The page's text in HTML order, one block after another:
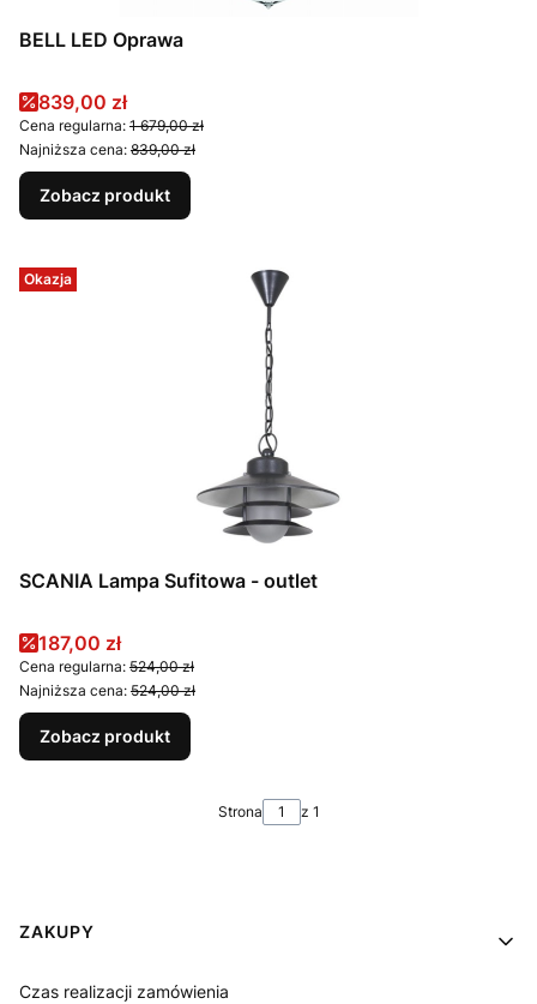
BELL LED Oprawa
Cena promocyjna
839,00 zł
Cena regularna: 1 679,00 zł
Najniższa cena: 839,00 zł
Zobacz produkt
Okazja
SCANIA Lampa Sufitowa - outlet
Cena promocyjna
187,00 zł
Cena regularna: 524,00 zł
Najniższa cena: 524,00 zł
Zobacz produkt
Strona z 1
Linki w stopce
ZAKUPY
Czas realizacji zamówienia